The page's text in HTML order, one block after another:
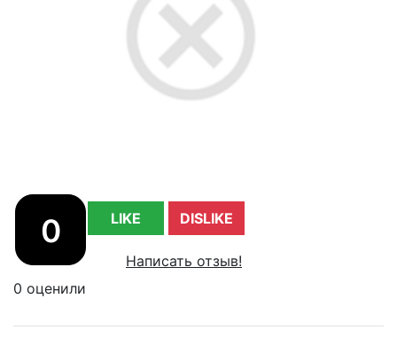
0 LIKE DISLIKE
Написать отзыв!
0 оценили